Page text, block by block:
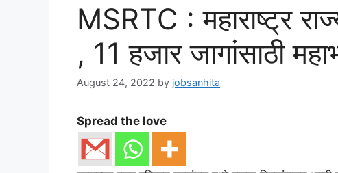
MSRTC : महाराष्ट्र
, 11 हजार जागांसाठी
August 24, 2022 by jobsanhita
Spread the love